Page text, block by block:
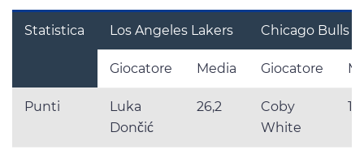
Statistica Los Angeles Lakers Chicago Bulls
Giocatore Media Giocatore
Punti
Luka
Dončić
26,2
Coby
White